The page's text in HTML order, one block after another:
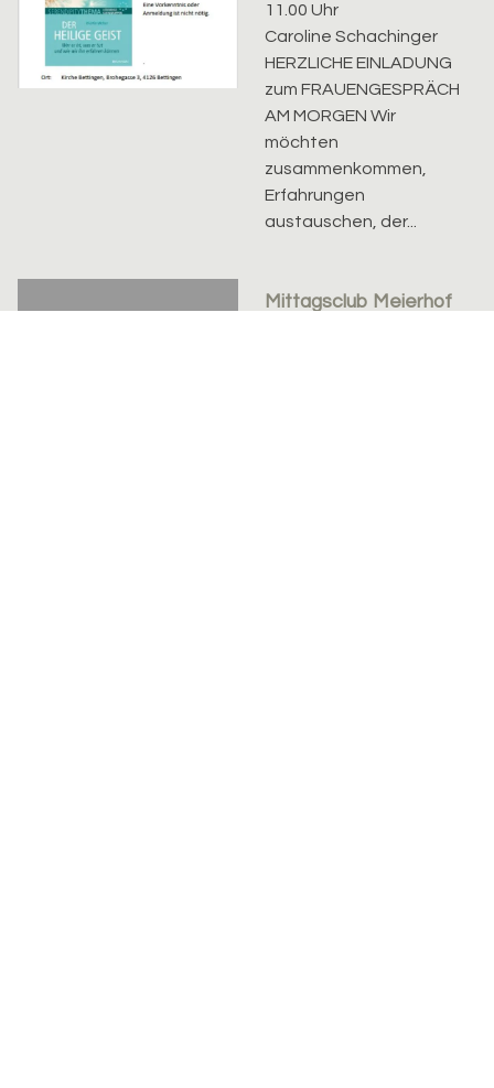
11.00 Uhr
Caroline Schachinger
HERZLICHE EINLADUNG
zum FRAUENGESPRÄCH
AM MORGEN Wir
möchten
zusammenkommen,
Erfahrungen
austauschen, der...
Mittagsclub Meierhof